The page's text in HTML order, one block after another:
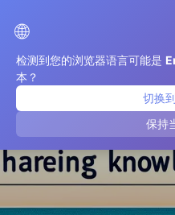
🌐
检测到您的浏览器语言可能是
本？
切换
保持